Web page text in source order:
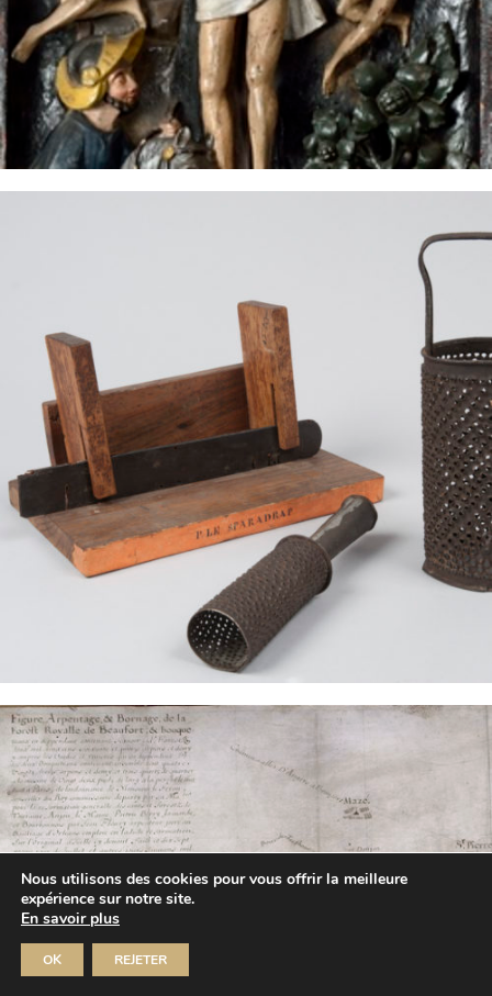
Nous utilisons des cookies pour vous offrir la meilleure
expérience sur notre site.
En savoir plus
OK REJETER